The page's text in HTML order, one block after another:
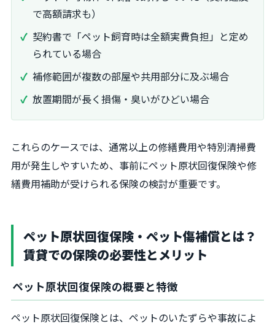
で高額請求も）
契約書で「ペット飼育時は全額実費負担」と定め
られている場合
補修範囲が複数の部屋や共用部分に及ぶ場合
放置期間が長く損傷・臭いがひどい場合
これらのケースでは、通常以上の修繕費用や特別清掃費
用が発生しやすいため、事前にペット原状回復保険や修
繕費用補助が受けられる保険の検討が重要です。
ペット原状回復保険・ペット傷補償とは？
賃貸での保険の必要性とメリット
ペット原状回復保険の概要と特徴
ペット原状回復保険とは、ペットのいたずらや事故によ